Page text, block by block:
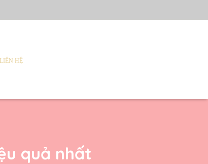
LIÊN HỆ
quả nhất